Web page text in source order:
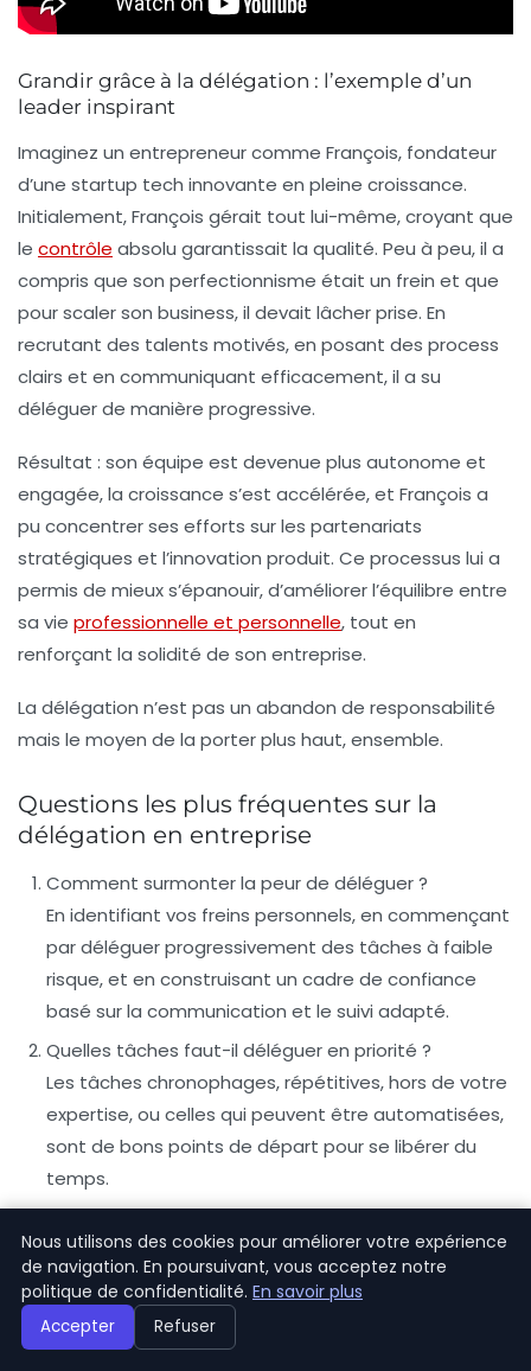
Grandir grâce à la délégation : l’exemple d’un
leader inspirant
Imaginez un entrepreneur comme François, fondateur
d’une startup tech innovante en pleine croissance.
Initialement, François gérait tout lui-même, croyant que
le contrôle absolu garantissait la qualité. Peu à peu, il a
compris que son perfectionnisme était un frein et que
pour scaler son business, il devait lâcher prise. En
recrutant des talents motivés, en posant des process
clairs et en communiquant efficacement, il a su
déléguer de manière progressive.
Résultat : son équipe est devenue plus autonome et
engagée, la croissance s’est accélérée, et François a
pu concentrer ses efforts sur les partenariats
stratégiques et l’innovation produit. Ce processus lui a
permis de mieux s’épanouir, d’améliorer l’équilibre entre
sa vie professionnelle et personnelle, tout en
renforçant la solidité de son entreprise.
La délégation n’est pas un abandon de responsabilité
mais le moyen de la porter plus haut, ensemble.
Questions les plus fréquentes sur la
délégation en entreprise
Comment surmonter la peur de déléguer ?
En identifiant vos freins personnels, en commençant
par déléguer progressivement des tâches à faible
risque, et en construisant un cadre de confiance
basé sur la communication et le suivi adapté.
Quelles tâches faut-il déléguer en priorité ?
Les tâches chronophages, répétitives, hors de votre
expertise, ou celles qui peuvent être automatisées,
sont de bons points de départ pour se libérer du
temps.
Comment éviter le micro-management ?
En fixant des étapes claires et espacées, en
déléguant les moyens, et en faisant confiance à vos
collaborateurs pour trouver leur propre méthode.
Que faire si un collaborateur échoue ?
Nous utilisons des cookies pour améliorer votre expérience
de navigation. En poursuivant, vous acceptez notre
politique de confidentialité. En savoir plus
Accepter Refuser